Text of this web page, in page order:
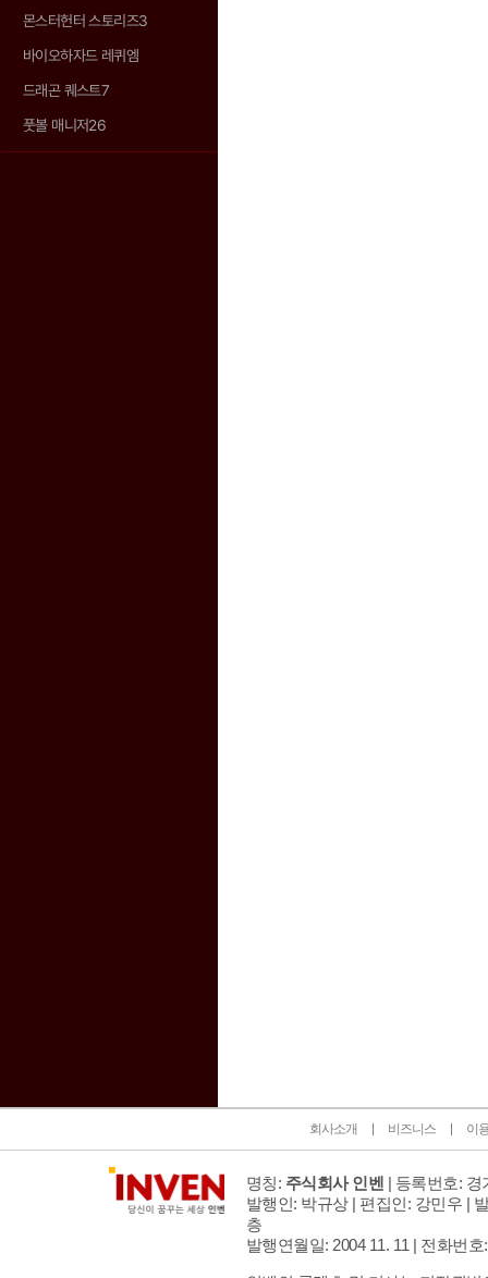
몬스터헌터 스토리즈3
바이오하자드 레퀴엠
드래곤 퀘스트7
풋볼 매니저26
회사소개 비즈니스 이
명칭: 주식회사 인벤 | 등록번호: 경
발행인: 박규상 | 편집인: 강민우 |
층
발행연월일: 2004 11. 11 | 전화번호